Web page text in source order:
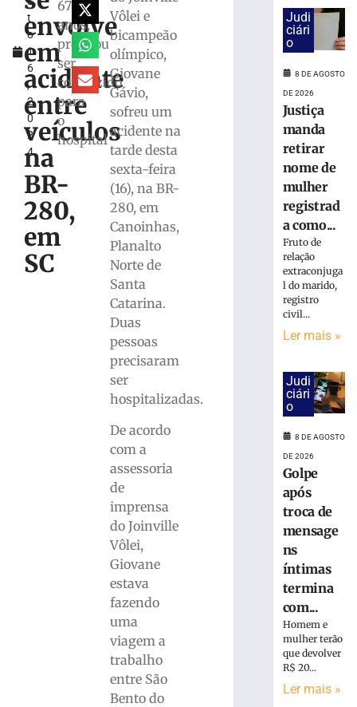
t
o
1
6
,
2
0
2
4
envolve
em
acidente
entre
veículos
na
BR-
280,
em
SC
67
anos,
precisou
ser
conduzido
para
o
hospital
Vôlei e
bicampeão
olímpico,
Giovane
Gávio,
sofreu um
acidente na
tarde desta
sexta-feira
(16), na BR-
280, em
Canoinhas,
Planalto
Norte de
Santa
Catarina.
Duas
pessoas
precisaram
ser
hospitalizadas.
De acordo
com a
assessoria
de
imprensa
do Joinville
Vôlei,
Giovane
estava
fazendo
uma
viagem a
trabalho
entre São
Bento do
exige
transferências
bancárias
após
carro
apresentar
problemas
agosto
Homem
tropeça
calçada,
pista
atropelado
Bento
agosto
Judi
ciári
o
8 DE AGOSTO
DE 2026
Justiça
manda
retirar
nome de
mulher
registrad
a como...
Fruto de
relação
extraconjuga
l do marido,
registro
civil...
Ler mais »
Judi
ciári
o
8 DE AGOSTO
DE 2026
Golpe
após
troca de
mensage
ns
íntimas
termina
com...
Homem e
mulher terão
que devolver
R$ 20...
Ler mais »